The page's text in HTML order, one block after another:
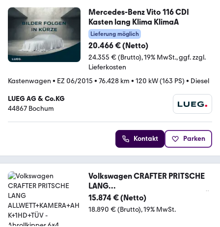
Mercedes-Benz Vito 116 CDI
Kasten lang Klima KlimaA
Lieferung möglich
20.466 € (Netto)
24.355 € (Brutto) 19% MwSt. ggf. zzgl.
Lieferkosten
Kastenwagen • EZ 06/2015 • 76.428 km • 120 kW (163 PS) • Diesel
LUEG AG & Co.KG
44867 Bochum
Kontakt Parken
Volkswagen CRAFTER PRITSCHE
LANG
ALLWETT+KAMERA+AHK+1HD+TÜ
V
15.874 € (Netto)
18.890 € (Brutto) 19% MwSt.